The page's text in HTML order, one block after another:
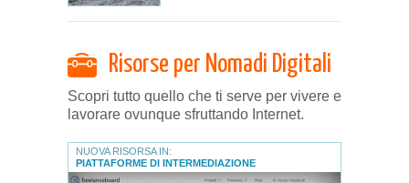
Risorse per Nomadi Digitali
Scopri tutto quello che ti serve per vivere e
lavorare ovunque sfruttando Internet.
NUOVA RISORSA IN:
PIATTAFORME DI INTERMEDIAZIONE